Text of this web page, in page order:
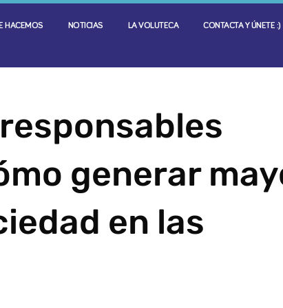
HACEMOS NOTICIAS LA VOLUTECA CONTACTA Y ÚNETE :)
generar
en las